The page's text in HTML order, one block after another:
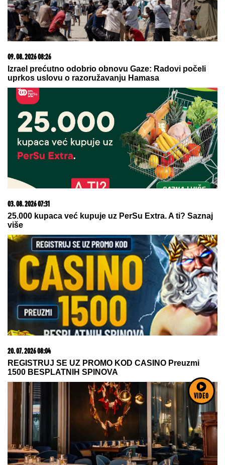
VIDEO
09. 08. 2026 06:24
Mame, danas ne čistimo kuću. Poštujemo Svetog
Panteliju
15. 07. 2026 07:44
Većina građana izgubi novac pre nego što stigne na
letovanje - ovih 7 troškova skoro niko ne planira
08. 08. 2026 16:10
Dete sa autizmom polivali vodom i mazali mu lak na
usta: Potresno iskustvo žene iz vrtića za Mame